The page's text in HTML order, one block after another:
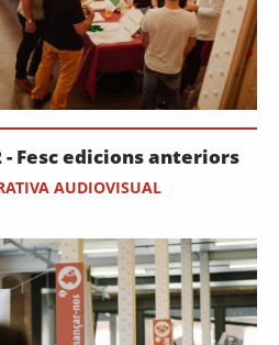
- Fesc edicions anteriors
AUDIOVISUAL